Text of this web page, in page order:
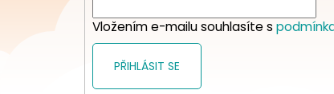
Vložením e-mailu souhlasíte s
PŘIHLÁSIT SE